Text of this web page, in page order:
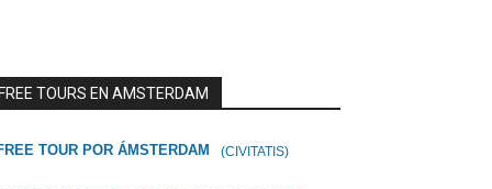
TOURS EN AMSTERDAM
TOUR POR ÁMSTERDAM (CIVITATIS)